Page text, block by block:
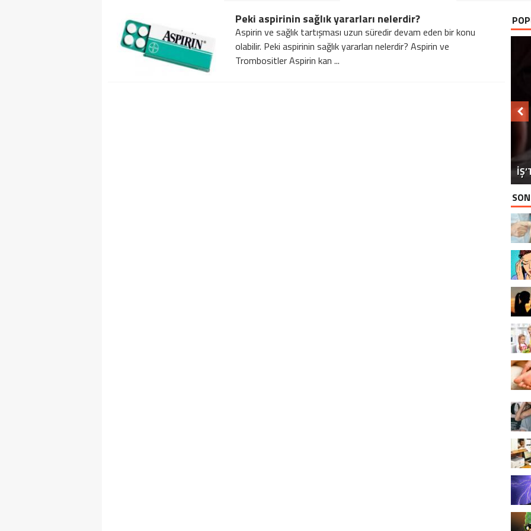
Peki aspirinin sağlık yararları nelerdir?
Aspirin ve sağlık tartışması uzun süredir devam eden bir konu
olabilir. Peki aspirinin sağlık yararları nelerdir? Aspirin ve
Trombositler Aspirin kan ...